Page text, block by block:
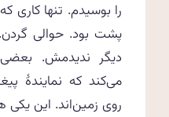
را بوسیدم. تنها کاری
پشت بود. حوالی
دیگر ندیدمش.
می‌کند که نمایندهٔ
روی زمین‌اند. این یکی